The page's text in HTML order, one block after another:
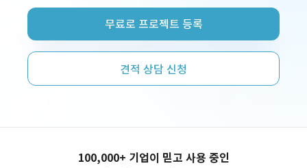
프리랜서 개발자 구인
플랫폼 제작
쇼핑몰 구축
무료로 프로젝트 등록
견적 상담 신청
100,000+ 기업이 믿고 사용 중인